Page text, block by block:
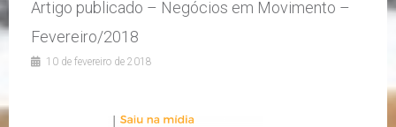
Artigo publicado – Negócios em Movimento –
Fevereiro/2018
10 de fevereiro de 2018